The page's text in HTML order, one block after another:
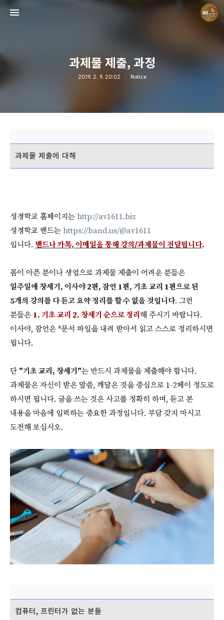
과제물 제출, 과정
2019. 2. 9. 20:02 Notice
과제물 제출에 대해
성경학교 홈페이지는 http://av1611.biz
성경학교 밴드는 https://band.us/@av1611
입니다. 밴드나 카톡, 이메일을 통해 강의/과제물이 전달됩니다.
몸이 아픈 분이나 생업으로 과제물 제출이 어려운 분들은
일주일에 창세기, 이사야 2편, 잠언 1편, 기초 교리 1편으로 된
5개의 강의를 다 듣고 요약 정리를 할 수 없을 것입니다. 그런
분들은 1. 기초 교리 2. 창세기 순으로 정리해 주시기 바랍니다.
이사야, 잠언은 *문서 파일을 내려 받아서 읽고 스스로 정리하시면
됩니다.
단 "기초 교리, 창세기"는 반드시 과제물을 제출해야 합니다.
과제물은 자신이 받은 말씀, 깨달은 것을 중심으로 1-2페이 정도로
하시면 됩니다. 글을 쓰는 것은 사고를 정확히 하며, 듣고 본
내용을 마음에 입력하는 중요한 과정입니다. 부담 갖지 마시고
도전해 보십시오.
컴퓨터, 프린터가 없는 분들
Believing Bible Studies